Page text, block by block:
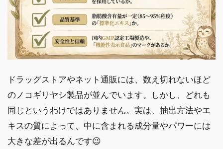
ドラッグストアやネット通販には、数え切れないほど
のノコギリヤシ製品が並んでいます。しかし、どれも
同じというわけではありません。実は、抽出方法やエ
キスの質によって、中に含まれる成分量やパワーには
大きな差が出るんです😉